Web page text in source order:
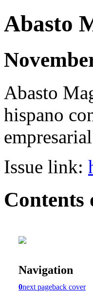
Abasto
Abasto
hispano
empresarial
Issue link:
Contents
Navigation
0next pageback cover